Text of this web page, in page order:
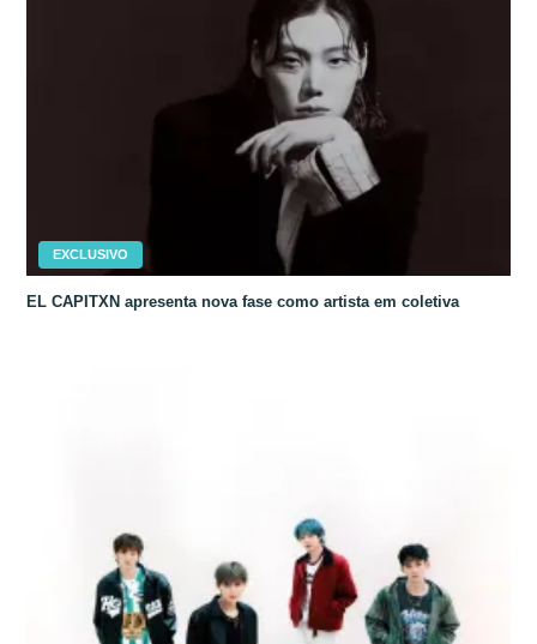
EXCLUSIVO
EL CAPITXN apresenta nova fase como artista em coletiva